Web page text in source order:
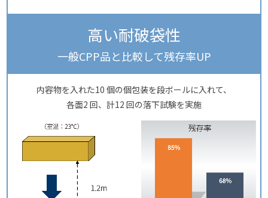
高い耐破袋性
一般CPP品と比較して残存率UP
内容物を入れた10 個の個包装を段ボールに入れて、
各面2 回、計12 回の落下試験を実施